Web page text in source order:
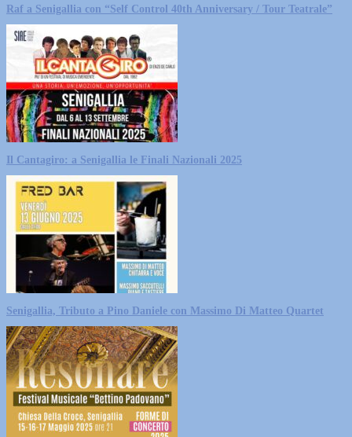
Raf a Senigallia con “Self Control 40th Anniversary / Tour Teatrale”
Il Cantagiro: a Senigallia le Finali Nazionali 2025
Senigallia, Tributo a Pino Daniele con Massimo Di Matteo Quartet